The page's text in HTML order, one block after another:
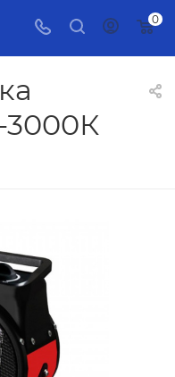
0
3000К